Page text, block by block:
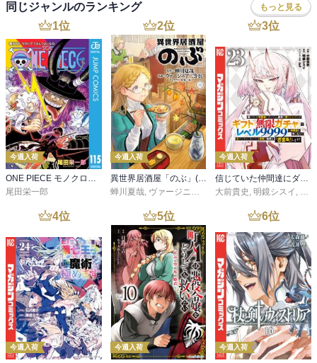
同じジャンルのランキング もっと見る
1位
今週入荷
ONE PIECE モノクロ版 115
尾田栄一郎
2位
今週入荷
異世界居酒屋「のぶ」(22)
蝉川夏哉, ヴァージニア二等兵 ,転
3位
今週入荷
信じていた仲間達にダンジョン奥地で殺されかけたがギフト『無限ガチャ』でレベル９９９９の仲間達を手に入れて元パーティーメンバーと世界に復讐＆『ざまぁ！』します！（２３）
大前貴史 , 明鏡シスイ , ｔ
4位
今週入荷
5位
今週入荷
6位
今週入荷